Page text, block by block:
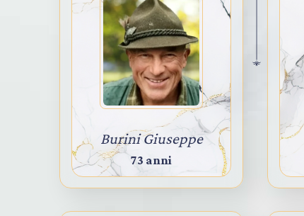
Burini Giuseppe
73 anni